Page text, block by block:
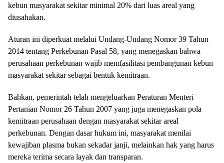
kebun masyarakat sekitar minimal 20% dari luas areal yang
diusahakan.
Aturan ini diperkuat melalui Undang-Undang Nomor 39 Tahun
2014 tentang Perkebunan Pasal 58, yang menegaskan bahwa
perusahaan perkebunan wajib memfasilitasi pembangunan kebun
masyarakat sekitar sebagai bentuk kemitraan.
Bahkan, pemerintah telah mengeluarkan Peraturan Menteri
Pertanian Nomor 26 Tahun 2007 yang juga menegaskan pola
kemitraan perusahaan dengan masyarakat sekitar areal
perkebunan. Dengan dasar hukum ini, masyarakat menilai
kewajiban plasma bukan sekadar janji, melainkan hak yang harus
mereka terima secara layak dan transparan.